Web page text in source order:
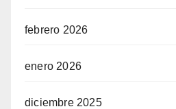
febrero 2026
enero 2026
diciembre 2025